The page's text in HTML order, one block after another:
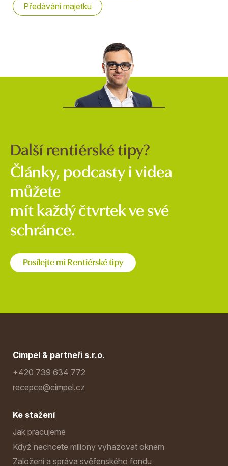
Předávání majetku
Další rentiérské tipy?
Články, podcasty i videa
můžete
mít každý čtvrtek ve své
schránce.
Posílejte mi Rentiérské tipy
Cimpel & partneři s.r.o.
+420 739 634 772
recepce@cimpel.cz
Ke stažení
Jak pracujeme
Když nechcete miliony vyhazovat oknem
Založení a správa svěřenského fondu